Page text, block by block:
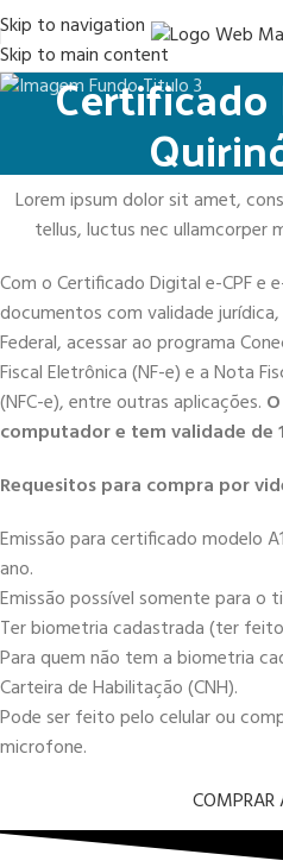
Skip to navigation
Skip to main content
Lorem ipsum dolor sit amet,
tellus, luctus nec ullamcorper
Com o Certificado Digital e-CPF e
documentos com validade
Federal, acessar ao programa
Fiscal Eletrônica (NF-e) e a Nota
(NFC-e), entre outras aplicações.
computador e tem validade de
Requesitos para compra por
Emissão para certificado modelo
ano.
Emissão possível somente para o
Ter biometria cadastrada (ter
Para quem não tem a biometria
Carteira de Habilitação (CNH).
Pode ser feito pelo celular ou
microfone.
COMPRAR